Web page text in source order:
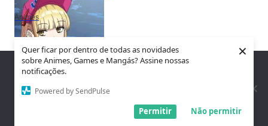
Quer ficar por dentro de todas as novidades
sobre Animes, Games e Mangás? Assine nossas
notificações.
Powered by SendPulse
Não permitir
Permitir
×
Animes
Vale a Pena Assistir Ballpark de
Nós utilizamos cookies para garantir que você tenha a melhor
experiência em nosso site. Se você continua a usar este site,
assumimos que você está satisfeito.
Entendi!